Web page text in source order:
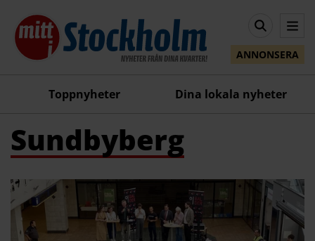
ANNONSERA
Toppnyheter Dina lokala nyheter
Sundbyberg